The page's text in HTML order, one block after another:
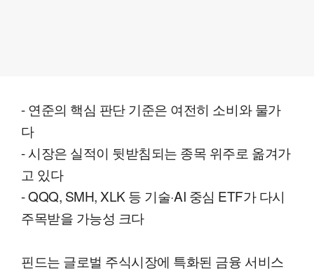
- 연준의 핵심 판단 기준은 여전히 소비와 물가
다
- 시장은 실적이 뒷받침되는 종목 위주로 옮겨가
고 있다
- QQQ, SMH, XLK 등 기술·AI 중심 ETF가 다시
주목받을 가능성 크다
핀드는 글로벌 주식시장에 특화된 금융 서비스